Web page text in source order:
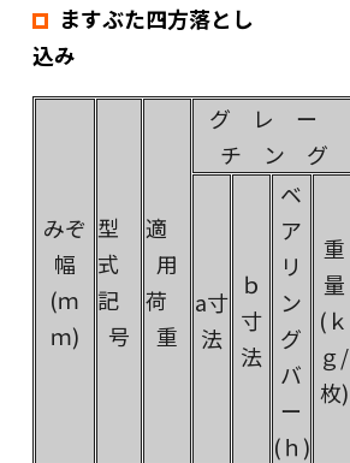
ますぶた四方落とし
込み
みぞ
幅
(ｍ
ｍ)
型
式
記
号
適
用
荷
重
グ レ ー
チ ン グ
a寸
法
ｂ
寸
法
ベ
ア
リ
ン
グ
バ
ー
(ｈ)
重
量
(ｋ
ｇ/
枚)